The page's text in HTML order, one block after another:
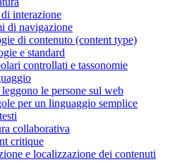
interazione
di navigazione
di contenuto (content type)
e standard
controllati e tassonomie
le persone sul web
per un linguaggio semplice
collaborativa
critique
e localizzazione dei contenuti